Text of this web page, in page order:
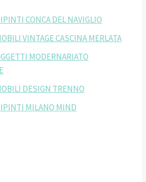
CONCA DEL NAVIGLIO
VINTAGE CASCINA MERLATA
MODERNARIATO
DESIGN TRENNO
MILANO MIND